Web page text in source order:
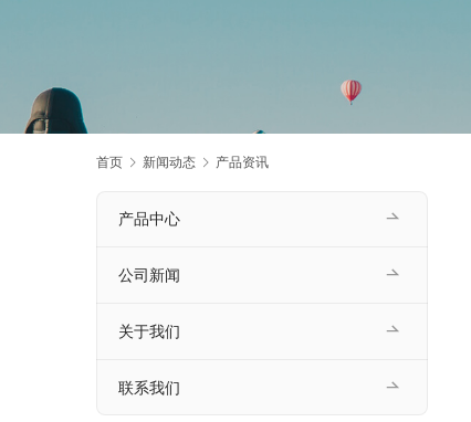
首页 新闻动态 产品资讯
产品中心
公司新闻
关于我们
联系我们